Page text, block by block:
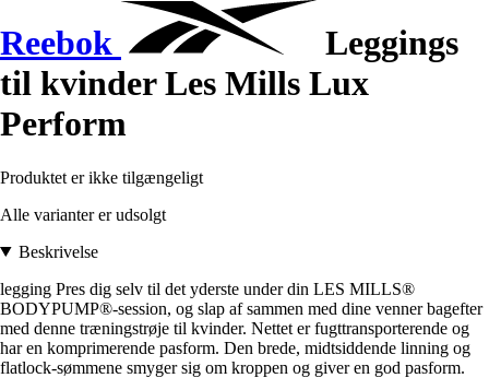
Reebok
Leggings
til kvinder Les Mills Lux
Perform
Produktet er ikke tilgængeligt
Alle varianter er udsolgt
Beskrivelse
legging Pres dig selv til det yderste under din LES MILLS®
BODYPUMP®-session, og slap af sammen med dine venner bagefter
med denne træningstrøje til kvinder. Nettet er fugttransporterende og
har en komprimerende pasform. Den brede, midtsiddende linning og
flatlock-sømmene smyger sig om kroppen og giver en god pasform.